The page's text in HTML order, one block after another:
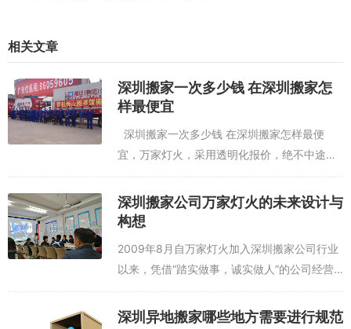
相关文章
深圳搬家一次多少钱 在深圳搬家怎
样最便宜
深圳搬家一次多少钱 在深圳搬家怎样最便
宜，万家灯火，采用透明化报价，绝不中途加
价，确保用户体验。下单电话：400-700-
8942。下面是万家灯火小编为大家搜集了相关
网友的回答，集众家经...
深圳搬家公司万家灯火的未来设计与
构想
2009年8月自万家灯火加入深圳搬家公司行业
以来，凭借“踏实做事，诚实做人”的公司经营
理念以及非常重视客户口碑和客户体验，先后
为华为科技、南方电网、中兴通讯、海尔电
深圳异地搬家哪些地方需要进行规范